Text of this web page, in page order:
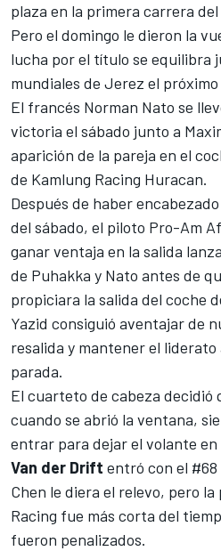
plaza en la primera carrera
Pero el domingo le dieron la
lucha por el título se equilibra
mundiales de Jerez el próximo
El francés Norman Nato se
victoria el sábado junto a
aparición de la pareja en el
de Kamlung Racing Huracan.
Después de haber
del sábado, el piloto Pro-Am
ganar ventaja en la salida
de Puhakka y Nato antes de
propiciara la salida del coche
Yazid consiguió aventajar de
resalida y mantener el
parada.
El cuarteto de cabeza decidió
cuando se abrió la ventana,
entrar para dejar el volante en
Van der Drift entró con el
Chen le diera el relevo, pero
Racing fue más corta del
fueron penalizados.